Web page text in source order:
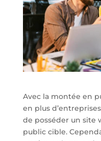
Avec la montée en
en plus
de posséder un site
public cible.